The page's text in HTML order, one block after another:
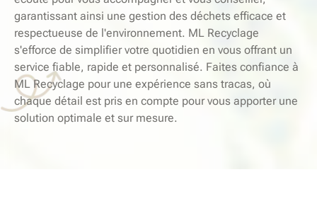
garantissant ainsi une gestion des déchets efficace et
respectueuse de l'environnement. ML Recyclage
s'efforce de simplifier votre quotidien en vous offrant un
service fiable, rapide et personnalisé. Faites confiance à
ML Recyclage pour une expérience sans tracas, où
chaque détail est pris en compte pour vous apporter une
solution optimale et sur mesure.